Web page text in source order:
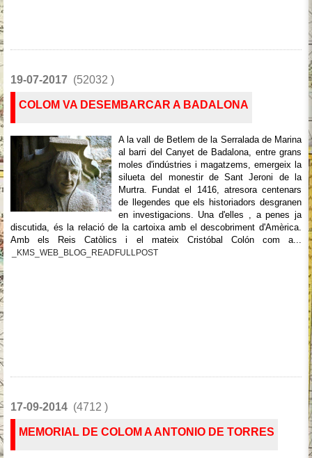
19-07-2017 (52032 )
COLOM VA DESEMBARCAR A BADALONA
A la vall de Betlem de la Serralada de Marina
al barri del Canyet de Badalona, entre grans
moles d'indústries i magatzems, emergeix la
silueta del monestir de Sant Jeroni de la
Murtra. Fundat el 1416, atresora centenars
de llegendes que els historiadors desgranen
en investigacions. Una d'elles , a penes ja
discutida, és la relació de la cartoixa amb el descobriment d'Amèrica.
Amb els Reis Catòlics i el mateix Cristóbal Colón com a...
_KMS_WEB_BLOG_READFULLPOST
17-09-2014 (4712 )
MEMORIAL DE COLOM A ANTONIO DE TORRES